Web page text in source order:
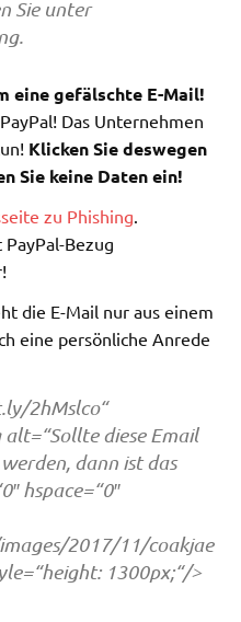
Sie unter
eine gefälschte E-Mail!
Das Unternehmen
Klicken Sie deswegen
Sie keine Daten ein!
zu Phishing
Bezug
die E-Mail nur aus einem
eine persönliche Anrede
2hMslco“
diese Email
dann ist das
hspace=“0″
2017/11/coakjae
1300px;“/>